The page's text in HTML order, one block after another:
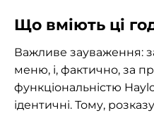
Що вміють ці
Важливе зауваження:
меню, і, фактично, за
функціональністю
ідентичні. Тому,